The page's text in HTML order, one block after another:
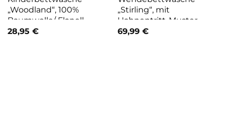
„Woodland“, 100%
Baumwolle/ Flanell
(Biber)
28,95 €
„Stirling“, mit
Hahnentritt-Muster
69,99 €